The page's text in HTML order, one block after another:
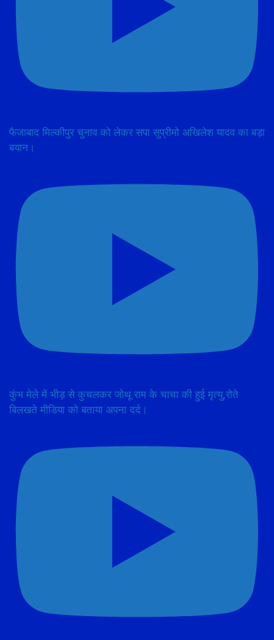
फैजाबाद मिल्कीपुर चुनाव को लेकर सपा सुप्रीमो अखिलेश यादव का बड़ा
बयान।
कुंभ मेले में भीड़ से कुचलकर जोथू राम के चाचा की हुई मृत्यु,रोते
बिलखते मीडिया को बताया अपना दर्द।